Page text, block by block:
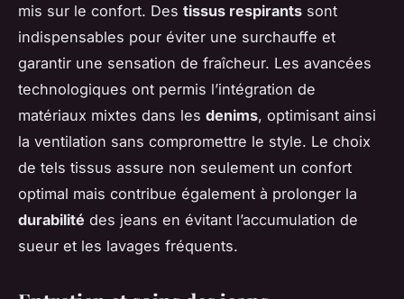
mis sur le confort. Des tissus respirants sont
indispensables pour éviter une surchauffe et
garantir une sensation de fraîcheur. Les avancées
technologiques ont permis l’intégration de
matériaux mixtes dans les denims, optimisant ainsi
la ventilation sans compromettre le style. Le choix
de tels tissus assure non seulement un confort
optimal mais contribue également à prolonger la
durabilité des jeans en évitant l’accumulation de
sueur et les lavages fréquents.